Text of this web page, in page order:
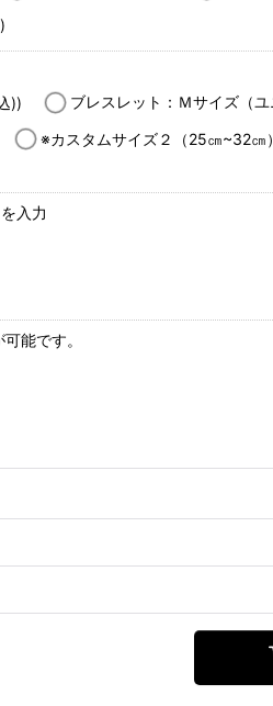
)
)) ブレスレット：Ｍサイズ（ユ
※カスタムサイズ２（25㎝~32㎝
入力
能です。